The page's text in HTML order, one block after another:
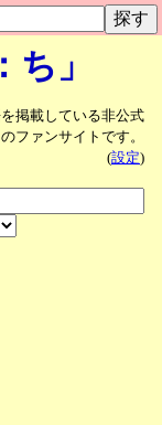
」
掲載している非公式
のファンサイトです。
(設定)